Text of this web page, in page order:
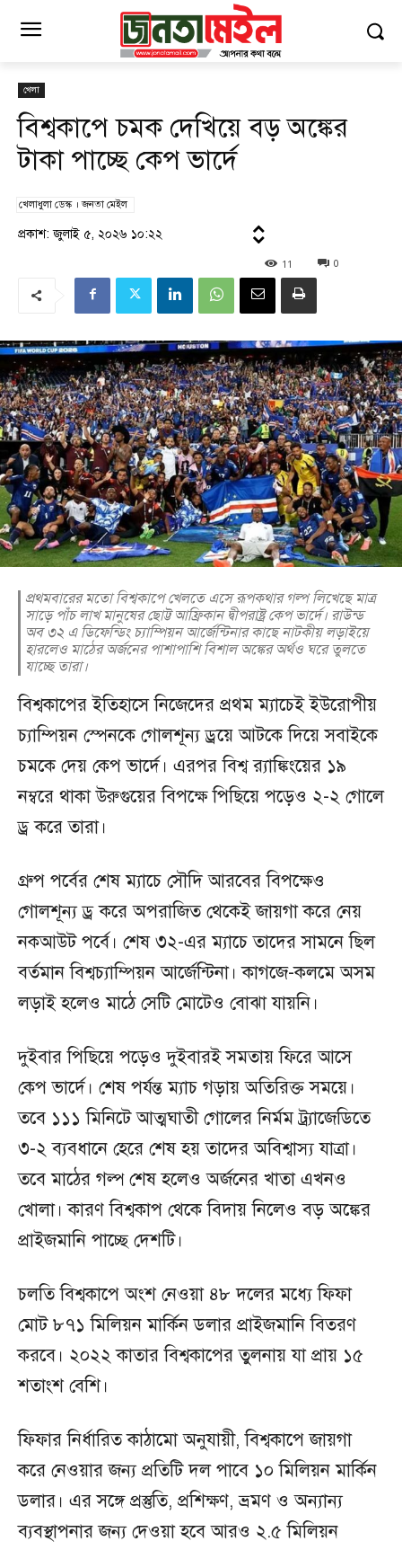
খেলা
বিশ্বকাপে চমক দেখিয়ে বড় অঙ্কের
টাকা পাচ্ছে কেপ ভার্দে
খেলাধুলা ডেস্ক । জনতা মেইল
প্রকাশ: জুলাই ৫, ২০২৬ ১০:২২
0
11
প্রথমবারের মতো বিশ্বকাপে খেলতে এসে রূপকথার গল্প লিখেছে মাত্র
সাড়ে পাঁচ লাখ মানুষের ছোট্ট আফ্রিকান দ্বীপরাষ্ট্র কেপ ভার্দে। রাউন্ড
অব ৩২ এ ডিফেন্ডিং চ্যাম্পিয়ন আর্জেন্টিনার কাছে নাটকীয় লড়াইয়ে
হারলেও মাঠের অর্জনের পাশাপাশি বিশাল অঙ্কের অর্থও ঘরে তুলতে
যাচ্ছে তারা।
বিশ্বকাপের ইতিহাসে নিজেদের প্রথম ম্যাচেই ইউরোপীয়
চ্যাম্পিয়ন স্পেনকে গোলশূন্য ড্রয়ে আটকে দিয়ে সবাইকে
চমকে দেয় কেপ ভার্দে। এরপর বিশ্ব র‌্যাঙ্কিংয়ের ১৯
নম্বরে থাকা উরুগুয়ের বিপক্ষে পিছিয়ে পড়েও ২-২ গোলে
ড্র করে তারা।
গ্রুপ পর্বের শেষ ম্যাচে সৌদি আরবের বিপক্ষেও
গোলশূন্য ড্র করে অপরাজিত থেকেই জায়গা করে নেয়
নকআউট পর্বে। শেষ ৩২-এর ম্যাচে তাদের সামনে ছিল
বর্তমান বিশ্বচ্যাম্পিয়ন আর্জেন্টিনা। কাগজে-কলমে অসম
লড়াই হলেও মাঠে সেটি মোটেও বোঝা যায়নি।
দুইবার পিছিয়ে পড়েও দুইবারই সমতায় ফিরে আসে
কেপ ভার্দে। শেষ পর্যন্ত ম্যাচ গড়ায় অতিরিক্ত সময়ে।
তবে ১১১ মিনিটে আত্মঘাতী গোলের নির্মম ট্র্যাজেডিতে
৩-২ ব্যবধানে হেরে শেষ হয় তাদের অবিশ্বাস্য যাত্রা।
তবে মাঠের গল্প শেষ হলেও অর্জনের খাতা এখনও
খোলা। কারণ বিশ্বকাপ থেকে বিদায় নিলেও বড় অঙ্কের
প্রাইজমানি পাচ্ছে দেশটি।
চলতি বিশ্বকাপে অংশ নেওয়া ৪৮ দলের মধ্যে ফিফা
মোট ৮৭১ মিলিয়ন মার্কিন ডলার প্রাইজমানি বিতরণ
করবে। ২০২২ কাতার বিশ্বকাপের তুলনায় যা প্রায় ১৫
শতাংশ বেশি।
ফিফার নির্ধারিত কাঠামো অনুযায়ী, বিশ্বকাপে জায়গা
করে নেওয়ার জন্য প্রতিটি দল পাবে ১০ মিলিয়ন মার্কিন
ডলার। এর সঙ্গে প্রস্তুতি, প্রশিক্ষণ, ভ্রমণ ও অন্যান্য
ব্যবস্থাপনার জন্য দেওয়া হবে আরও ২.৫ মিলিয়ন